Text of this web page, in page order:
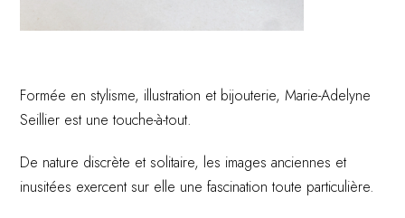
Formée en stylisme, illustration et bijouterie, Marie-Adelyne
Seillier est une touche-à-tout.
De nature discrète et solitaire, les images anciennes et
inusitées exercent sur elle une fascination toute particulière.